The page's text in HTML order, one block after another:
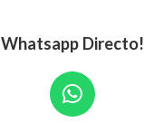
Whatsapp Directo!
W
h